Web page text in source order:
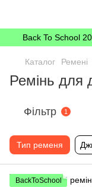
Back To School
Каталог Ремені
Ремінь для
Фільтр 1
Тип ременя
BackToSchool